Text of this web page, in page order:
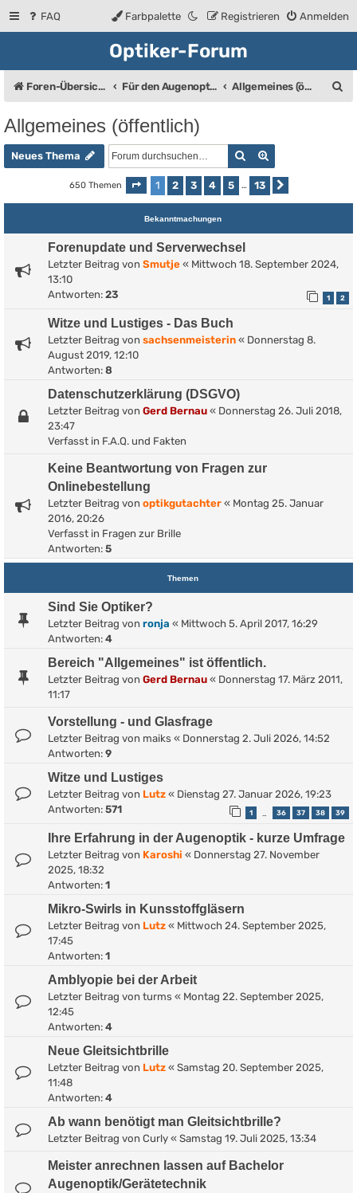
FAQ Anmelden
Registrieren
Farbpalette
Optiker-Forum
Foren-Übersicht Für den Augenoptiker (Bis auf den Bereich "Allgemeines" eine geschlossene Gruppe) Allgemeines (öffentlich)
Allgemeines (öffentlich)
Neues Thema Suche
650 Themen Seite 1von 13
1 2 3 4 5 … 13
Bekanntmachungen
Forenupdate und Serverwechsel
Letzter Beitrag von Smutje « Mittwoch 18. September 2024,
13:10
Antworten: 23 1 2
Witze und Lustiges - Das Buch
Letzter Beitrag von sachsenmeisterin « Donnerstag 8.
August 2019, 12:10
Antworten: 8
Datenschutzerklärung (DSGVO)
Letzter Beitrag von Gerd Bernau « Donnerstag 26. Juli 2018,
23:47
Verfasst in F.A.Q. und Fakten
Keine Beantwortung von Fragen zur
Onlinebestellung
Letzter Beitrag von optikgutachter « Montag 25. Januar
2016, 20:26
Verfasst in Fragen zur Brille
Antworten: 5
Themen
Sind Sie Optiker?
Letzter Beitrag von ronja « Mittwoch 5. April 2017, 16:29
Antworten: 4
Bereich "Allgemeines" ist öffentlich.
Letzter Beitrag von Gerd Bernau « Donnerstag 17. März 2011,
11:17
Vorstellung - und Glasfrage
Letzter Beitrag von maiks « Donnerstag 2. Juli 2026, 14:52
Antworten: 9
Witze und Lustiges
Letzter Beitrag von Lutz « Dienstag 27. Januar 2026, 19:23
Antworten: 571 1 36 37 38 39
Ihre Erfahrung in der Augenoptik - kurze Umfrage
Letzter Beitrag von Karoshi « Donnerstag 27. November
2025, 18:32
Antworten: 1
Mikro-Swirls in Kunsstoffgläsern
Letzter Beitrag von Lutz « Mittwoch 24. September 2025,
17:45
Antworten: 1
Amblyopie bei der Arbeit
Letzter Beitrag von turms « Montag 22. September 2025,
12:45
Antworten: 4
Neue Gleitsichtbrille
Letzter Beitrag von Lutz « Samstag 20. September 2025,
11:48
Antworten: 4
Ab wann benötigt man Gleitsichtbrille?
Letzter Beitrag von Curly « Samstag 19. Juli 2025, 13:34
Meister anrechnen lassen auf Bachelor
Augenoptik/Gerätetechnik